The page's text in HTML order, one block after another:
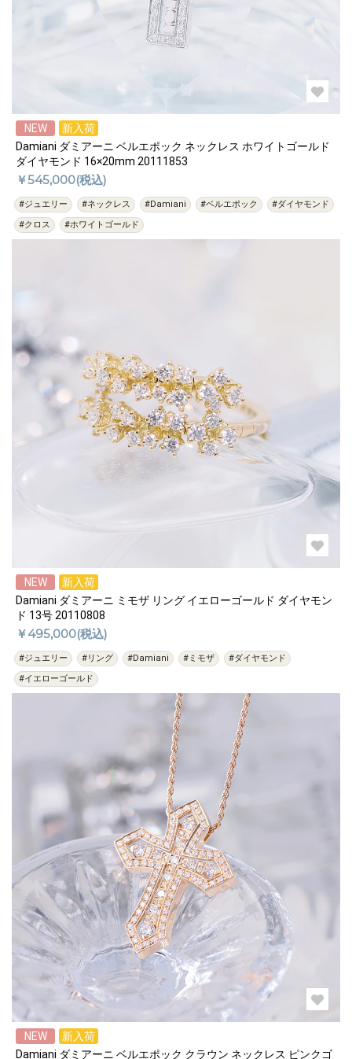
NEW
新入荷
Damiani ダミアーニ ベルエポック ネックレス ホワイトゴールド
ダイヤモンド 16×20mm 20111853
￥545,000(税込)
#ジュエリー #ネックレス #Damiani #ベルエポック
#ダイヤモンド
#クロス
#ホワイトゴールド
NEW
新入荷
Damiani ダミアーニ ミモザ リング イエローゴールド ダイヤモン
ド 13号 20110808
￥495,000(税込)
#ジュエリー #リング #Damiani #ミモザ
#ダイヤモンド
#イエローゴールド
NEW
新入荷
Damiani ダミアーニ ベルエポック クラウン ネックレス ピンクゴ